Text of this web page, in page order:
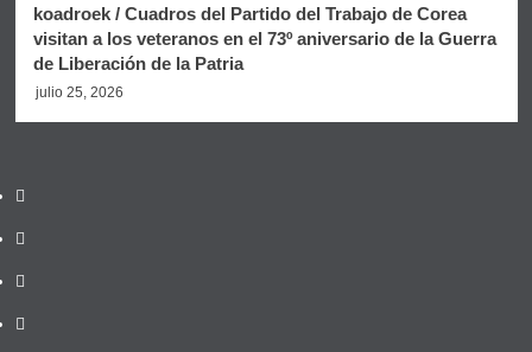
koadroek / Cuadros del Partido del Trabajo de Corea
visitan a los veteranos en el 73º aniversario de la Guerra
de Liberación de la Patria
julio 25, 2026
Twitter
YouTube
Telegram
Facebook